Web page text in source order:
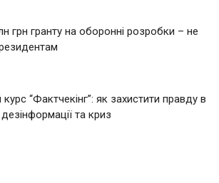
грн гранту на оборонні розробки – не
“Фактчекінг”: як захистити правду в
та криз